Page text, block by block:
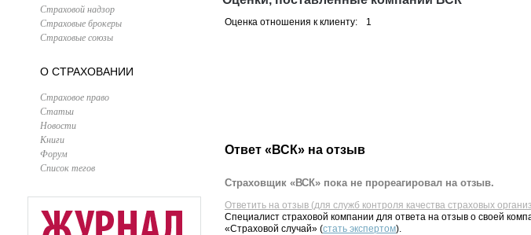
Страховой надзор
Страховые брокеры
Страховые союзы
О СТРАХОВАНИИ
Страховое право
Статьи
Новости
Книги
Форум
Список тегов
Оценка отношения к клиенту: 1
Ответ «ВСК» на отзыв
Страховщик «ВСК» пока не прореагировал на отзыв.
Ответить на отзыв (для служб контроля качества страховых
Специалист страховой компании для ответа на отзыв о своей
«Страховой случай» (стать экспертом).